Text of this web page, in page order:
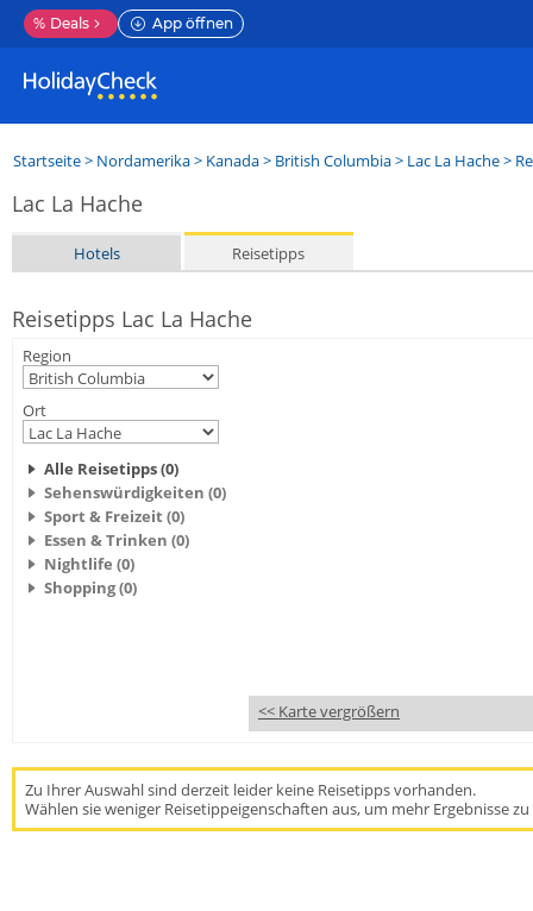
% Deals App öffnen
Startseite> Nordamerika> Kanada> British Columbia> Lac La Hache>
Lac La Hache
Hotels Reisetipps
Reisetipps Lac La Hache
Region
Ort
Alle Reisetipps (0)
Sehenswürdigkeiten (0)
Sport & Freizeit (0)
Essen & Trinken (0)
Nightlife (0)
Shopping (0)
<< Karte vergrößern
Zu Ihrer Auswahl sind derzeit leider keine Reisetipps vorhanden.
Wählen sie weniger Reisetippeigenschaften aus, um mehr Ergebnisse